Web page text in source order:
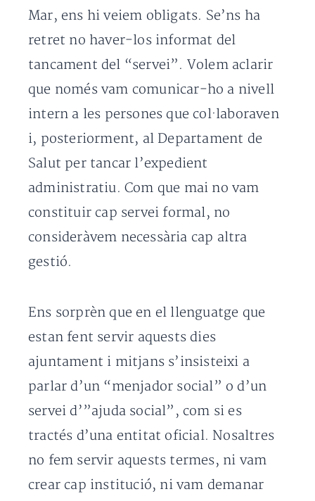
Mar, ens hi veiem obligats. Se’ns ha
retret no haver-los informat del
tancament del “servei”. Volem aclarir
que només vam comunicar-ho a nivell
intern a les persones que col·laboraven
i, posteriorment, al Departament de
Salut per tancar l’expedient
administratiu. Com que mai no vam
constituir cap servei formal, no
consideràvem necessària cap altra
gestió.
Ens sorprèn que en el llenguatge que
estan fent servir aquests dies
ajuntament i mitjans s’insisteixi a
parlar d’un “menjador social” o d’un
servei d’”ajuda social”, com si es
tractés d’una entitat oficial. Nosaltres
no fem servir aquests termes, ni vam
crear cap institució, ni vam demanar